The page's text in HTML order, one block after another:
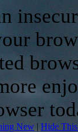
New | Hide